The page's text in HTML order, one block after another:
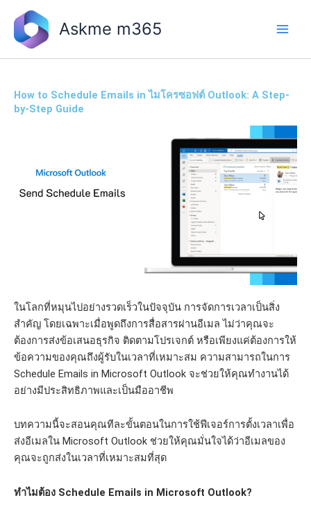
content
Askme m365
How to Schedule Emails in ไมโครซอฟต์ Outlook: A Step-
by-Step Guide
ในโลกที่หมุนไปอย่างรวดเร็วในปัจจุบัน การจัดการเวลาเป็นสิ่ง
สำคัญ โดยเฉพาะเมื่อพูดถึงการสื่อสารผ่านอีเมล ไม่ว่าคุณจะ
ต้องการส่งข้อเสนอธุรกิจ ติดตามโปรเจกต์ หรือเพียงแค่ต้องการให้
ข้อความของคุณถึงผู้รับในเวลาที่เหมาะสม ความสามารถในการ
Schedule Emails in Microsoft Outlook จะช่วยให้คุณทำงานได้
อย่างมีประสิทธิภาพและเป็นมืออาชีพ
บทความนี้จะสอนคุณทีละขั้นตอนในการใช้ฟีเจอร์การตั้งเวลาเพื่อ
ส่งอีเมลใน Microsoft Outlook ช่วยให้คุณมั่นใจได้ว่าอีเมลของ
คุณจะถูกส่งในเวลาที่เหมาะสมที่สุด
ทำไมต้อง Schedule Emails in Microsoft Outlook?